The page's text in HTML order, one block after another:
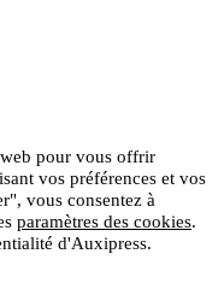
pour vous offrir
vos préférences et vos
vous consentez à
paramètres des cookies.
d'Auxipress.